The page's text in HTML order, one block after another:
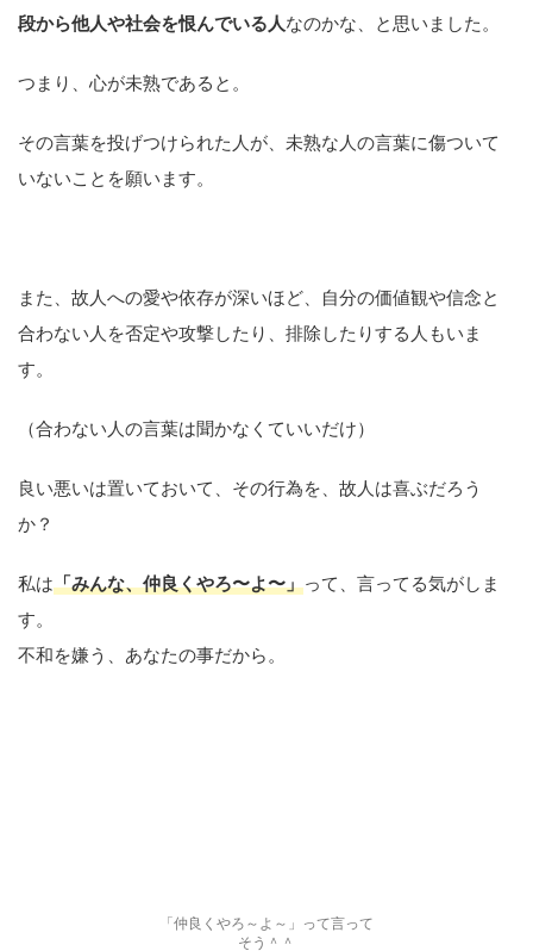
段から他人や社会を恨んでいる人なのかな、と思いました。
つまり、心が未熟であると。
その言葉を投げつけられた人が、未熟な人の言葉に傷ついて
いないことを願います。
また、故人への愛や依存が深いほど、自分の価値観や信念と
合わない人を否定や攻撃したり、排除したりする人もいま
す。
（合わない人の言葉は聞かなくていいだけ）
良い悪いは置いておいて、その行為を、故人は喜ぶだろう
か？
私は「みんな、仲良くやろ〜よ〜」って、言ってる気がしま
す。
不和を嫌う、あなたの事だから。